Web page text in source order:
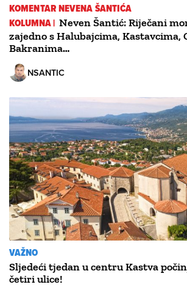
KOMENTAR NEVENA ŠANTIĆA
KOLUMNA | Neven Šantić: Riječani
zajedno s Halubajcima, Kastavcima,
Bakranima…
NSANTIC
VAŽNO
Sljedeći tjedan u centru Kastva
četiri ulice!